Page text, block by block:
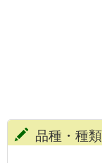
品種・種